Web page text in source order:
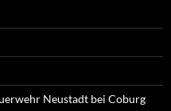
Neustadt bei Coburg